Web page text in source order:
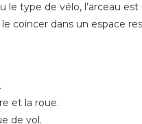
type de vélo, l’arceau est
coincer dans un espace
et la roue.
de vol.